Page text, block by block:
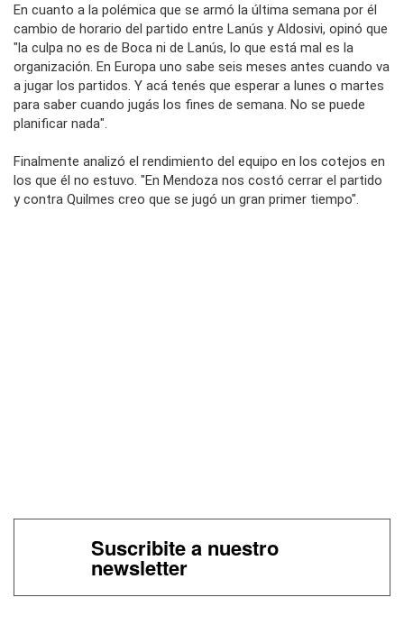
En cuanto a la polémica que se armó la última semana por él
cambio de horario del partido entre Lanús y Aldosivi, opinó que
"la culpa no es de Boca ni de Lanús, lo que está mal es la
organización. En Europa uno sabe seis meses antes cuando va
a jugar los partidos. Y acá tenés que esperar a lunes o martes
para saber cuando jugás los fines de semana. No se puede
planificar nada".
Finalmente analizó el rendimiento del equipo en los cotejos en
los que él no estuvo. "En Mendoza nos costó cerrar el partido
y contra Quilmes creo que se jugó un gran primer tiempo".
Suscribite a nuestro
newsletter